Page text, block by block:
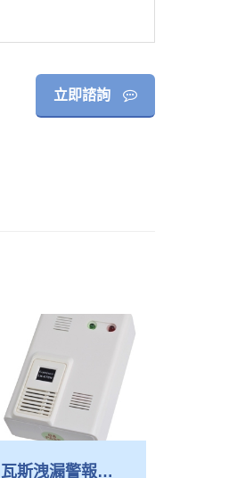
立即諮詢
瓦斯洩漏警報器-